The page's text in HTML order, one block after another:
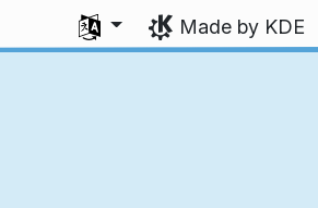
Select your language
Made by KDE